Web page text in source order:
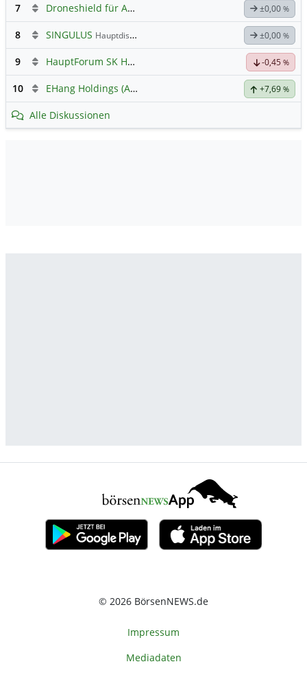
7 Droneshield für Anleger ±0,00 %
8 SINGULUS Hauptdiskussion ±0,00 %
9 HauptForum SK HYNIC -0,45 %
10 EHang Holdings (A) (A) +7,69 %
Alle Diskussionen
© 2026 BörsenNEWS.de
Impressum
Mediadaten